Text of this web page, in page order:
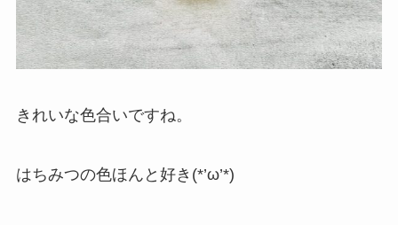
きれいな色合いですね。
はちみつの色ほんと好き(*’ω’*)